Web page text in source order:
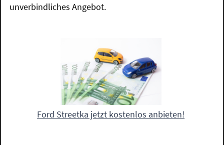
unverbindliches Angebot.
Ford Streetka jetzt kostenlos anbieten!